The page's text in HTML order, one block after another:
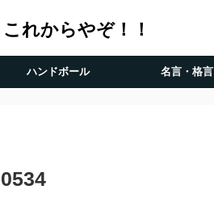
れからやぞ！！
ハンドボール 名言・格言